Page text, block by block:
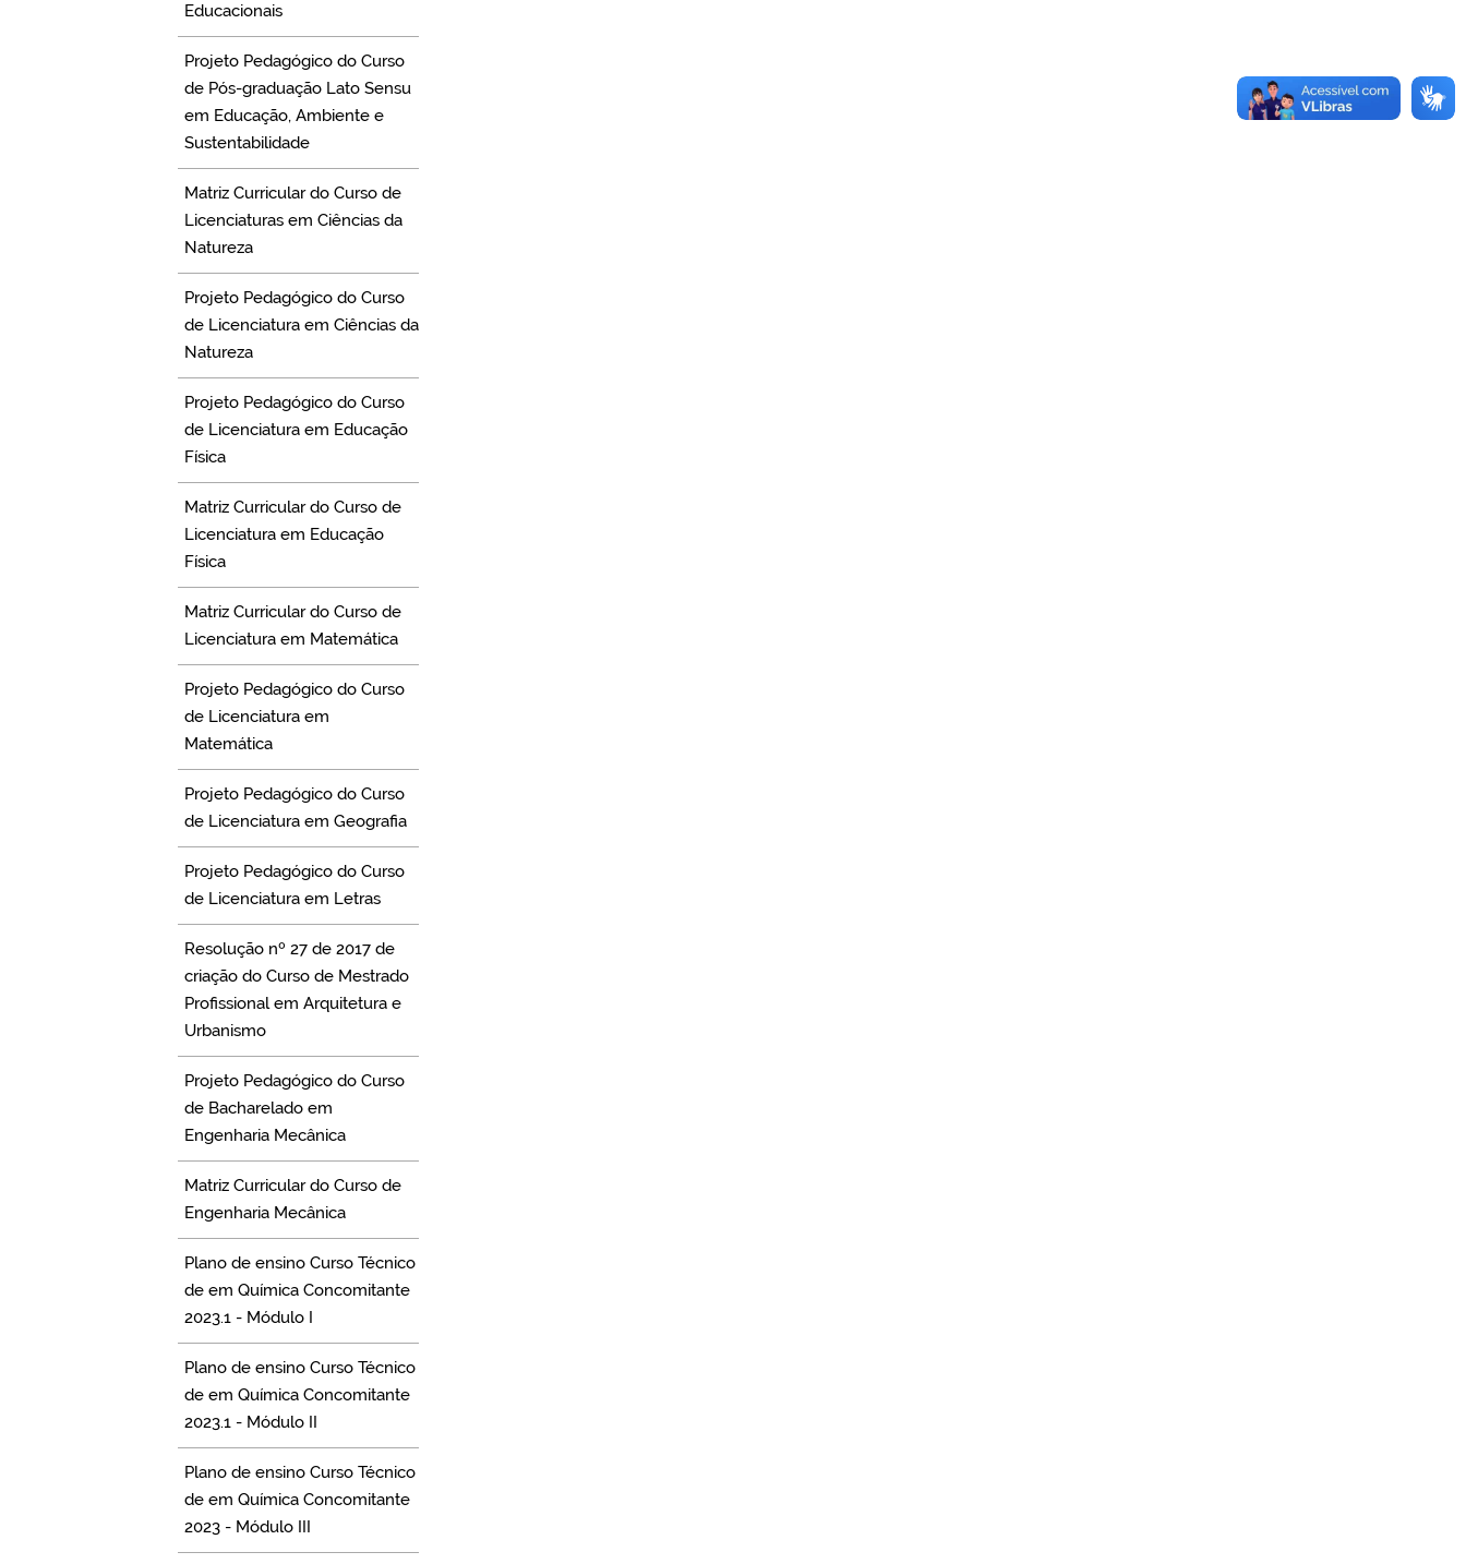
Educacionais
Projeto Pedagógico do Curso
de Pós-graduação Lato Sensu
em Educação, Ambiente e
Sustentabilidade
Matriz Curricular do Curso de
Licenciaturas em Ciências da
Natureza
Projeto Pedagógico do Curso
de Licenciatura em Ciências da
Natureza
Projeto Pedagógico do Curso
de Licenciatura em Educação
Física
Matriz Curricular do Curso de
Licenciatura em Educação
Física
Matriz Curricular do Curso de
Licenciatura em Matemática
Projeto Pedagógico do Curso
de Licenciatura em
Matemática
Projeto Pedagógico do Curso
de Licenciatura em Geografia
Projeto Pedagógico do Curso
de Licenciatura em Letras
Resolução nº 27 de 2017 de
criação do Curso de Mestrado
Profissional em Arquitetura e
Urbanismo
Projeto Pedagógico do Curso
de Bacharelado em
Engenharia Mecânica
Matriz Curricular do Curso de
Engenharia Mecânica
Plano de ensino Curso Técnico
de em Química Concomitante
2023.1 - Módulo I
Plano de ensino Curso Técnico
de em Química Concomitante
2023.1 - Módulo II
Plano de ensino Curso Técnico
de em Química Concomitante
2023 - Módulo III